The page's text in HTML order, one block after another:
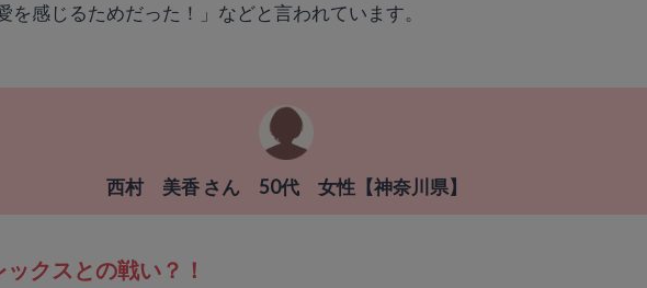
を感じるためだった！」などと言われています。
西村 美香 さん 50代 女性【神奈川県】
ックスとの戦い？！